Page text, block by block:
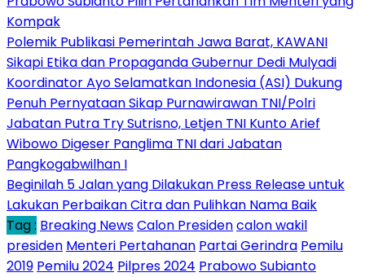
Kompak
Polemik Publikasi Pemerintah Jawa Barat, KAWANI
Sikapi Etika dan Propaganda Gubernur Dedi Mulyadi
Koordinator Ayo Selamatkan Indonesia (ASI) Dukung
Penuh Pernyataan Sikap Purnawirawan TNI/Polri
Jabatan Putra Try Sutrisno, Letjen TNI Kunto Arief
Wibowo Digeser Panglima TNI dari Jabatan
Pangkogabwilhan I
Beginilah 5 Jalan yang Dilakukan Press Release untuk
Lakukan Perbaikan Citra dan Pulihkan Nama Baik
Tag : Breaking NewsCalon Presidencalon wakil
presiden Menteri Pertahanan Partai Gerindra Pemilu
2019 Pemilu 2024 Pilpres 2024 Prabowo Subianto